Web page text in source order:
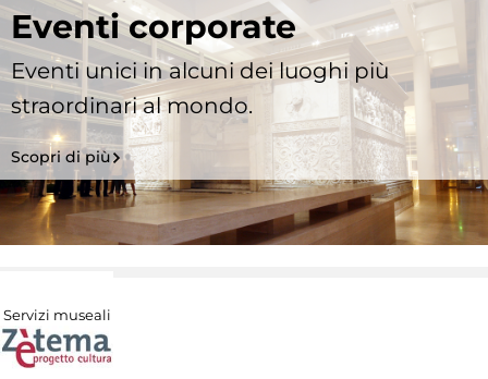
Eventi corporate
Eventi unici in alcuni dei luoghi più
straordinari al mondo.
Scopri di più
Servizi museali